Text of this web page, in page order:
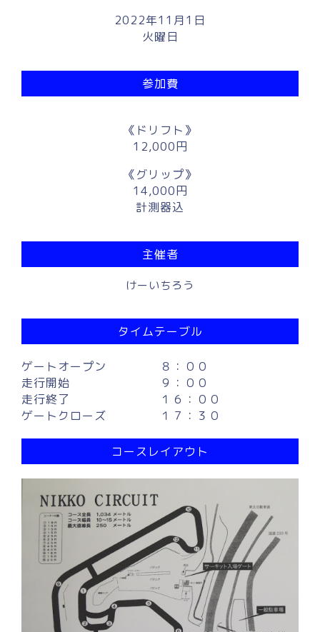
2022年11月1日
火曜日
参加費
《ドリフト》
12,000円
《グリップ》
14,000円
計測器込
主催者
けーいちろう
タイムテーブル
ゲートオープン
８：００
走行開始
９：００
走行終了
１６：００
ゲートクローズ
１７：３０
コースレイアウト